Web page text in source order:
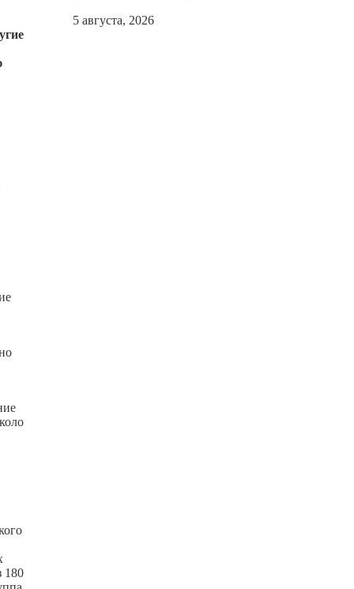
180
5 августа, 2026